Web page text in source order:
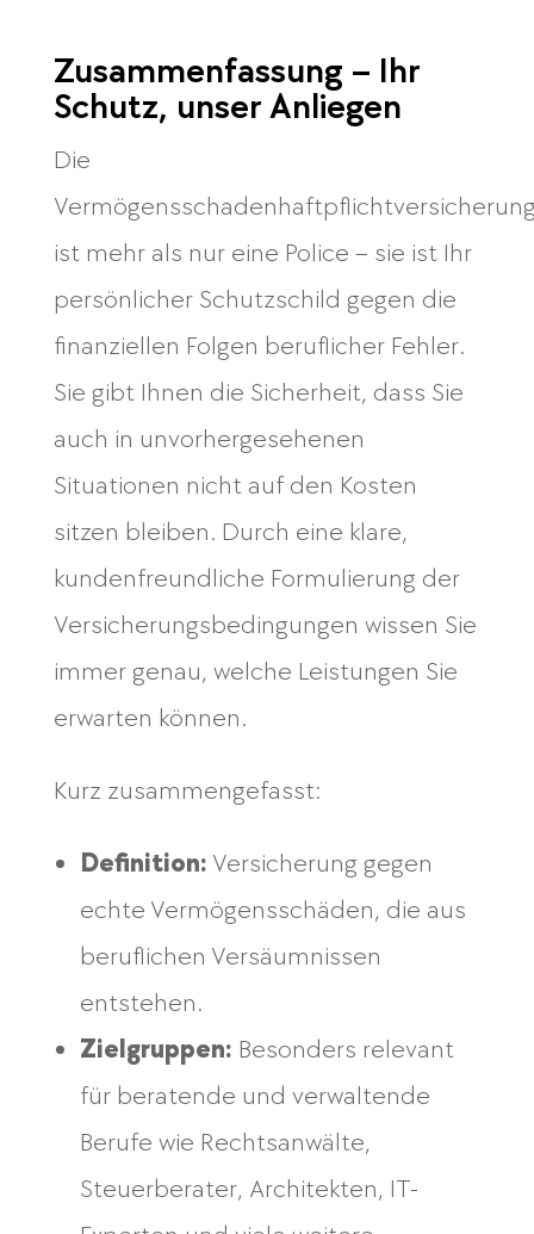
Zusammenfassung – Ihr
Schutz, unser Anliegen
Die
ist mehr als nur eine Police – sie ist Ihr
persönlicher Schutzschild gegen die
finanziellen Folgen beruflicher Fehler.
Sie gibt Ihnen die Sicherheit, dass Sie
auch in unvorhergesehenen
Situationen nicht auf den Kosten
sitzen bleiben. Durch eine klare,
kundenfreundliche Formulierung der
Versicherungsbedingungen wissen Sie
immer genau, welche Leistungen Sie
erwarten können.
Kurz zusammengefasst:
Definition: Versicherung gegen
echte Vermögensschäden, die aus
beruflichen Versäumnissen
entstehen.
Zielgruppen: Besonders relevant
für beratende und verwaltende
Berufe wie Rechtsanwälte,
Steuerberater, Architekten, IT-